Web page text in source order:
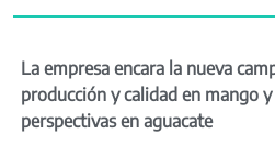
La empresa encara la nueva
producción y calidad en mango
perspectivas en aguacate